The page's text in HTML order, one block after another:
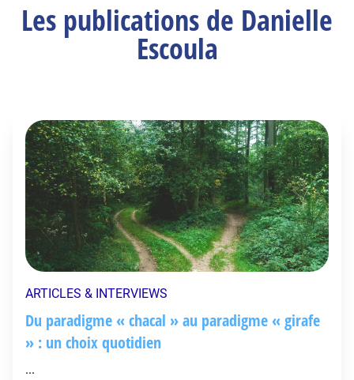
Les publications de Danielle
Escoula
ARTICLES & INTERVIEWS
Du paradigme « chacal » au paradigme « girafe
» : un choix quotidien
...